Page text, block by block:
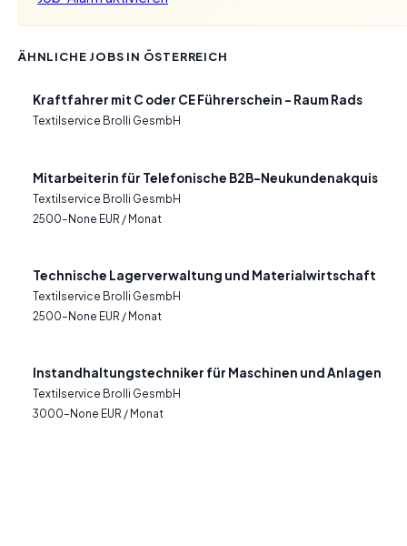
ÄHNLICHE JOBS IN ÖSTERREICH
Kraftfahrer mit C oder CE Führerschein – Raum Rads
Textilservice Brolli GesmbH
Mitarbeiterin für Telefonische B2B-Neukundenakquis
Textilservice Brolli GesmbH
2500–None EUR / Monat
Technische Lagerverwaltung und Materialwirtschaft
Textilservice Brolli GesmbH
2500–None EUR / Monat
Instandhaltungstechniker für Maschinen und Anlagen
Textilservice Brolli GesmbH
3000–None EUR / Monat